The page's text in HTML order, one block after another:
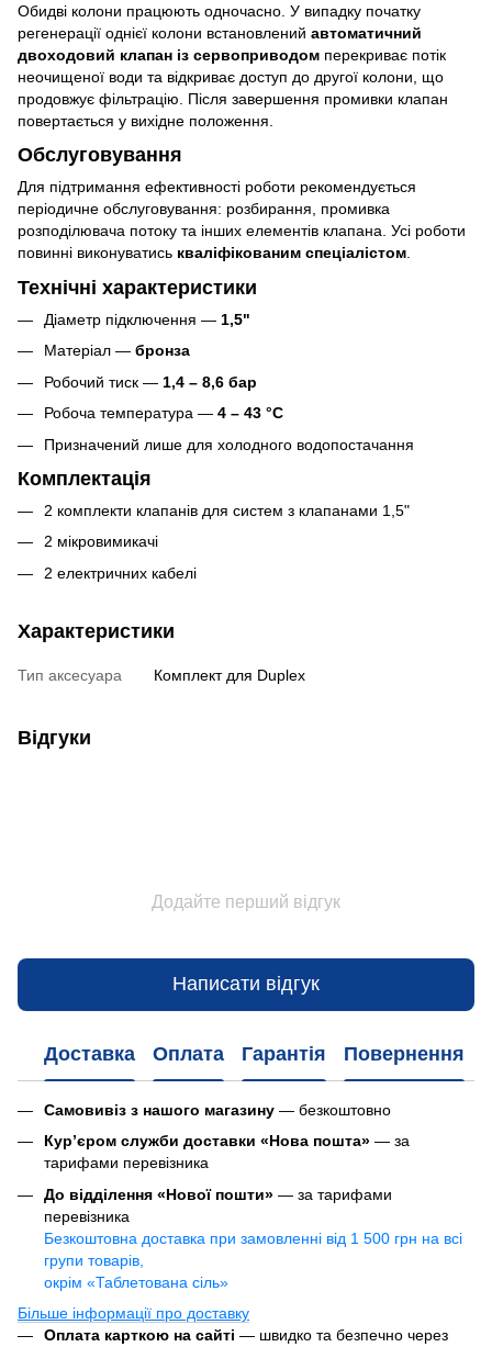
Обидві колони працюють одночасно. У випадку початку
регенерації однієї колони встановлений автоматичний
двоходовий клапан із сервоприводом перекриває потік
неочищеної води та відкриває доступ до другої колони, що
продовжує фільтрацію. Після завершення промивки клапан
повертається у вихідне положення.
Обслуговування
Для підтримання ефективності роботи рекомендується
періодичне обслуговування: розбирання, промивка
розподілювача потоку та інших елементів клапана. Усі роботи
повинні виконуватись кваліфікованим спеціалістом.
Технічні характеристики
Діаметр підключення — 1,5"
Матеріал — бронза
Робочий тиск — 1,4 – 8,6 бар
Робоча температура — 4 – 43 °С
Призначений лише для холодного водопостачання
Комплектація
2 комплекти клапанів для систем з клапанами 1,5"
2 мікровимикачі
2 електричних кабелі
Характеристики
Тип аксесуара Комплект для Duplex
Відгуки
Додайте перший відгук
Написати відгук
Доставка Оплата Гарантія Повернення
Самовивіз з нашого магазину — безкоштовно
Кур’єром служби доставки «Нова пошта» — за
тарифами перевізника
До відділення «Нової пошти» — за тарифами
перевізника
Безкоштовна доставка при замовленні від 1 500 грн на всі
групи товарів,
окрім «Таблетована сіль»
Більше інформації про доставку
Оплата карткою на сайті — швидко та безпечно через